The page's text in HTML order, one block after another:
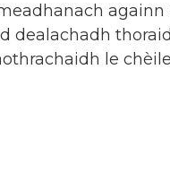
dealachadh
le